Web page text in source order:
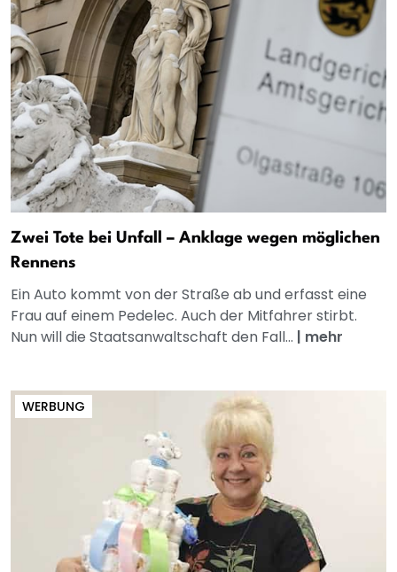
Zwei Tote bei Unfall – Anklage wegen möglichen
Rennens
Ein Auto kommt von der Straße ab und erfasst eine
Frau auf einem Pedelec. Auch der Mitfahrer stirbt.
Nun will die Staatsanwaltschaft den Fall... | mehr
WERBUNG